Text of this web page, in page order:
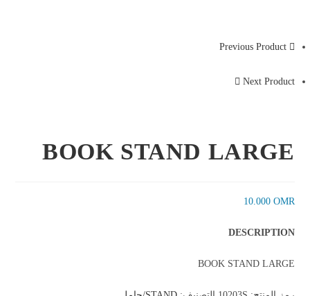
Previous Product
Next Product
BOOK STAND LARGE
10.000 OMR
DESCRIPTION
BOOK STAND LARGE